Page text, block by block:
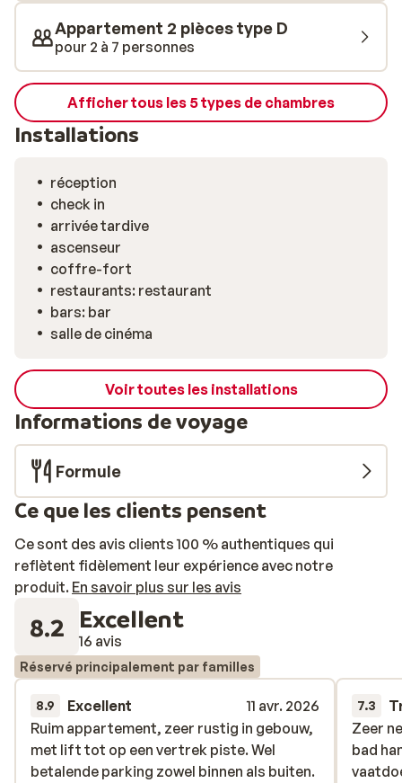
Appartement 2 pièces type D
pour 2 à 7 personnes
Afficher tous les 5 types de chambres
Installations
réception
check in
arrivée tardive
ascenseur
coffre-fort
restaurants: restaurant
bars: bar
salle de cinéma
Voir toutes les installations
Informations de voyage
Formule
Ce que les clients pensent
Ce sont des avis clients 100 % authentiques qui
reflètent fidèlement leur expérience avec notre
produit. En savoir plus sur les avis
8.2 Excellent
16 avis
Réservé principalement par familles
8.9 Excellent
11 avr. 2026
Ruim appartement, zeer rustig in gebouw,
met lift tot op een vertrek piste. Wel
betalende parking zowel binnen als buiten.
Ruim appartement, zeer rustig in gebouw,
met lift tot op een vertrek piste. Wel
betalende parking zowel binnen als buiten.
7.3
Zeer
bad
Zeer
bad